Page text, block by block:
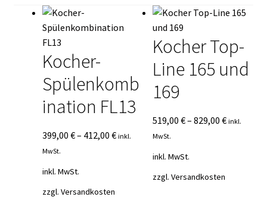
Mein Konto
Vertrag widerrufen
Kocher-
Spülenkomb
ination FL13
399,00 €– 412,00 € inkl.
MwSt.
inkl. MwSt.
zzgl. Versandkosten
Kocher Top-
Line 165 und
169
519,00€–829,00€ inkl.
MwSt.
inkl. MwSt.
zzgl.Versandkosten